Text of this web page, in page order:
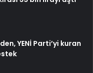
YENİ Parti’yi kuran